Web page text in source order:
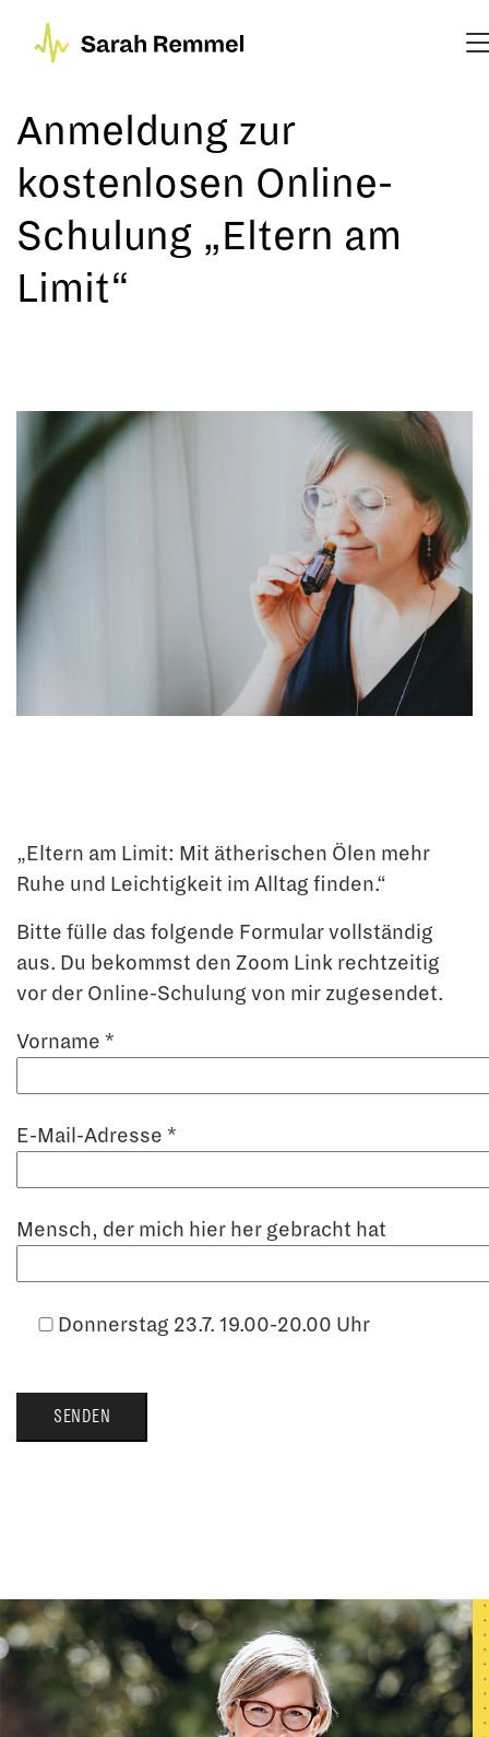
Anmeldung zur
kostenlosen Online-
Schulung „Eltern am
Limit“
„Eltern am Limit: Mit ätherischen Ölen mehr
Ruhe und Leichtigkeit im Alltag finden.“
Bitte fülle das folgende Formular vollständig
aus. Du bekommst den Zoom Link rechtzeitig
vor der Online-Schulung von mir zugesendet.
Vorname *
E-Mail-Adresse *
Mensch, der mich hier her gebracht hat
Donnerstag 23.7. 19.00-20.00 Uhr